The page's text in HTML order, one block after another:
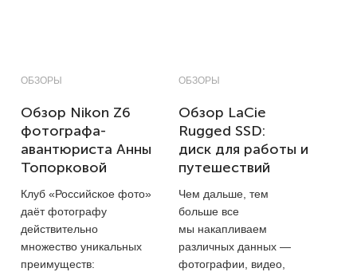
ОБЗОРЫ
Обзор Nikon Z6
фотографа-
авантюриста Анны
Топорковой
Клуб «Российское фото»
даёт фотографу
действительно
множество уникальных
преимуществ:
ОБЗОРЫ
Обзор LaCie
Rugged SSD:
диск для работы и
путешествий
Чем дальше, тем
больше все
мы накапливаем
различных данных —
фотографии, видео,